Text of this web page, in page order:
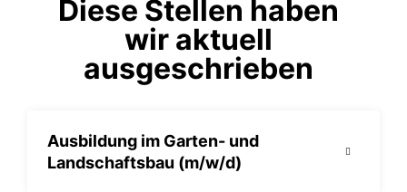
Diese Stellen haben
wir aktuell
ausgeschrieben
Ausbildung im Garten- und
Landschaftsbau (m/w/d)